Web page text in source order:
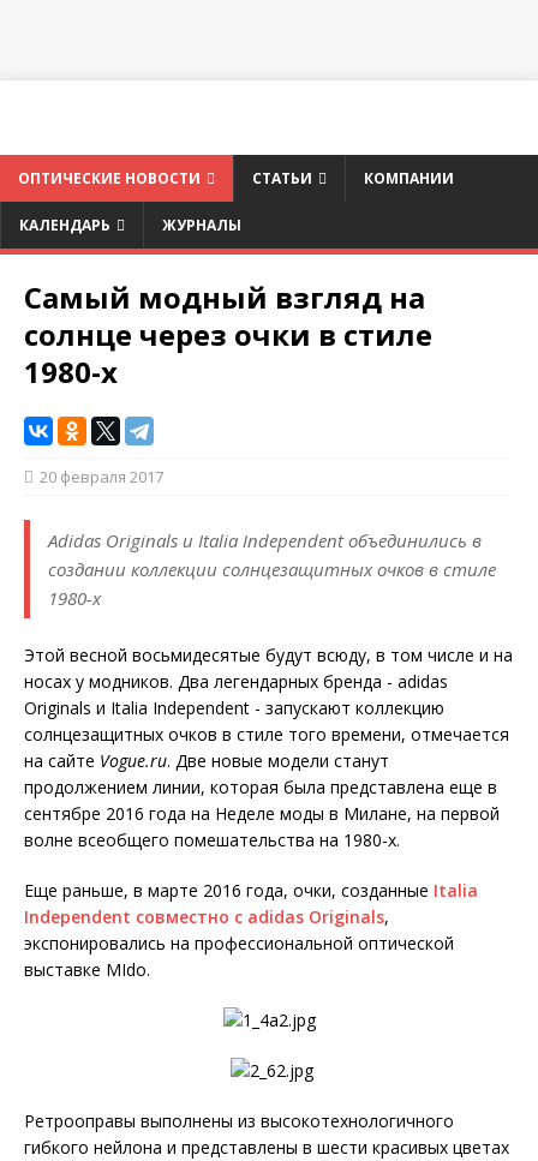
ОПТИЧЕСКИЕ НОВОСТИ СТАТЬИ КОМПАНИИ
КАЛЕНДАРЬ ЖУРНАЛЫ
Самый модный взгляд на
солнце через очки в стиле
1980-х
20 февраля 2017
Adidas Originals и Italia Independent объединились в
создании коллекции солнцезащитных очков в стиле
1980-х
Этой весной восьмидесятые будут всюду, в том числе и на
носах у модников. Два легендарных бренда - adidas
Originals и Italia Independent - запускают коллекцию
солнцезащитных очков в стиле того времени, отмечается
на сайте Vogue.ru. Две новые модели станут
продолжением линии, которая была представлена еще в
сентябре 2016 года на Неделе моды в Милане, на первой
волне всеобщего помешательства на 1980-х.
Еще раньше, в марте 2016 года, очки, созданные Italia
Independent совместно с adidas Originals,
экспонировались на профессиональной оптической
выставке MIdo.
Ретрооправы выполнены из высокотехнологичного
гибкого нейлона и представлены в шести красивых цветах